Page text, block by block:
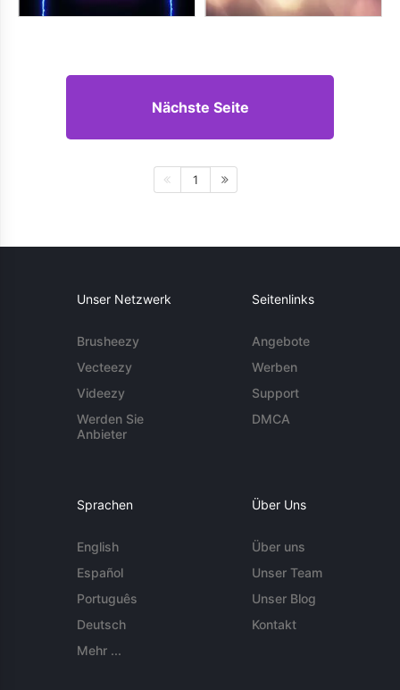
Nächste Seite
1
Unser Netzwerk
Brusheezy
Vecteezy
Videezy
Werden Sie
Anbieter
Seitenlinks
Angebote
Werben
Support
DMCA
Sprachen
English
Español
Português
Deutsch
Mehr ...
Über Uns
Über uns
Unser Team
Unser Blog
Kontakt